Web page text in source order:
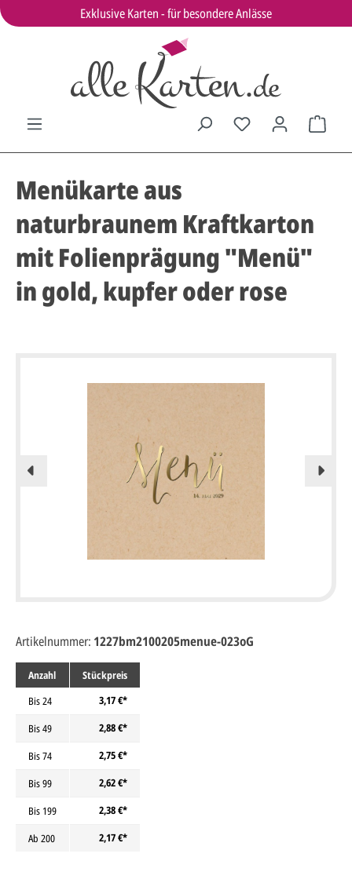
Exklusive Karten - für besondere Anlässe
Menükarte aus
naturbraunem Kraftkarton
mit Folienprägung "Menü"
in gold, kupfer oder rose
Anzahl
Stückpreis
Bis24
3,17 €*
Bis49
2,88 €*
Bis74
2,75 €*
Bis99
2,62 €*
Bis 199
2,38 €*
Ab 200 2,17 €*
Artikelnummer: 1227bm2100205menue-023oG